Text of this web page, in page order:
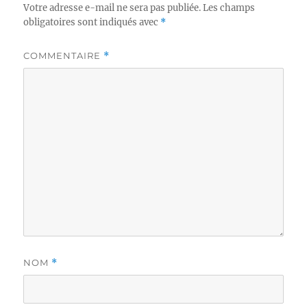
Votre adresse e-mail ne sera pas publiée. Les champs
obligatoires sont indiqués avec *
COMMENTAIRE *
NOM *